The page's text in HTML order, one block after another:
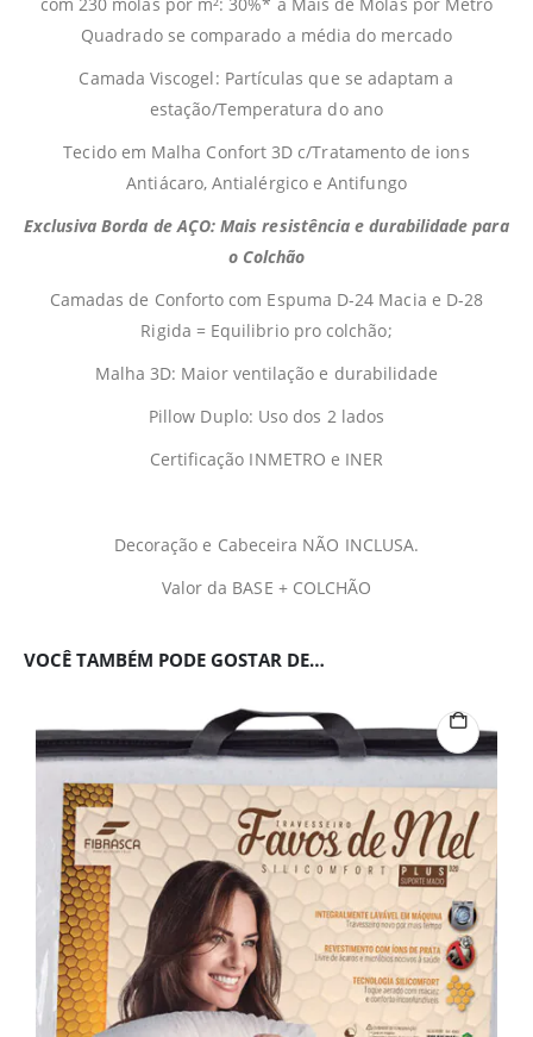
Quadrado se comparado a média do mercado
Camada Viscogel: Partículas que se adaptam a
estação/Temperatura do ano
Tecido em Malha Confort 3D c/Tratamento de ions
Antiácaro, Antialérgico e Antifungo
Exclusiva Borda de AÇO: Mais resistência e durabilidade para
o Colchão
Camadas de Conforto com Espuma D-24 Macia e D-28
Rigida = Equilibrio pro colchão;
Malha 3D: Maior ventilação e durabilidade
Pillow Duplo: Uso dos 2 lados
Certificação INMETRO e INER
Decoração e Cabeceira NÃO INCLUSA.
Valor da BASE + COLCHÃO
VOCÊ TAMBÉM PODE GOSTAR DE…